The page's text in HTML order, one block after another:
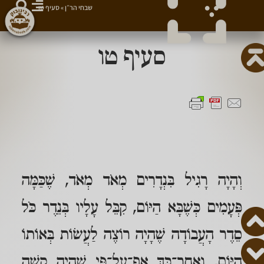
סעיף טו
וְהָיָה רָגִיל בִּנְדָרִים מְאֹד מְאֹד, שֶׁכַּמָּה
פְּעָמִים כְּשֶׁבָּא הַיּוֹם, קִבֵּל עָלָיו בְּנֵדֶר כֹּל
סֵדֶר הָעֲבוֹדָה שֶׁהָיָה רוֹצֶה לַעֲשׂוֹת בְּאוֹתוֹ
שבחי הר״ן»סעיף טו